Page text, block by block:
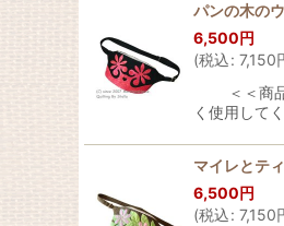
パンの木の
6,500円
(税込: 7,150
＜＜商品
く使用して
マイレとテ
6,500円
(税込: 7,150